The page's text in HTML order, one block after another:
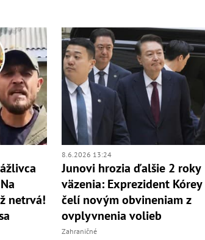
netrvá!
8.6.2026 13:24
Junovi hrozia ďalšie 2 roky
väzenia: Exprezident Kórey
čelí novým obvineniam z
ovplyvnenia volieb
Zahraničné